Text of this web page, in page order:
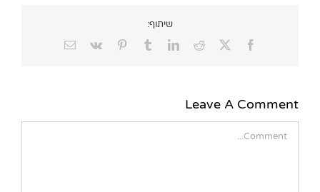
שיתוף:
Facebook
X
Reddit
LinkedIn
Tumblr
Pinterest
Vk
Email
Leave A Comment